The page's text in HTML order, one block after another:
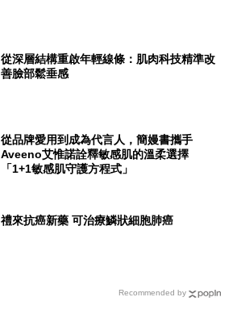
從深層結構重啟年輕線條：肌肉科技精準改
善臉部鬆垂感
從品牌愛用到成為代言人，簡嫚書攜手
Aveeno艾惟諾詮釋敏感肌的溫柔選擇
「1+1敏感肌守護方程式」
禮來抗癌新藥 可治療鱗狀細胞肺癌
Recommended by